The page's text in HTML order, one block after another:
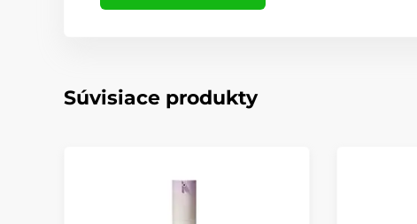
Súvisiace produkty